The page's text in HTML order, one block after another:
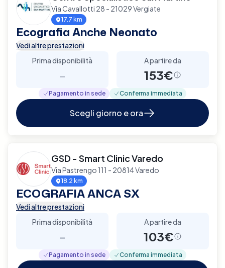
Via Cavallotti 28 - 21029 Vergiate
17.7 km
Ecografia Anche Neonato
Vedi altre prestazioni
Prima disponibilità
-
A partire da
153€
Pagamento in sede Conferma immediata
Scegli giorno e ora
GSD - Smart Clinic Varedo
Via Pastrengo 111 - 20814 Varedo
18.2 km
ECOGRAFIA ANCA SX
Vedi altre prestazioni
Prima disponibilità
-
A partire da
103€
Pagamento in sede Conferma immediata